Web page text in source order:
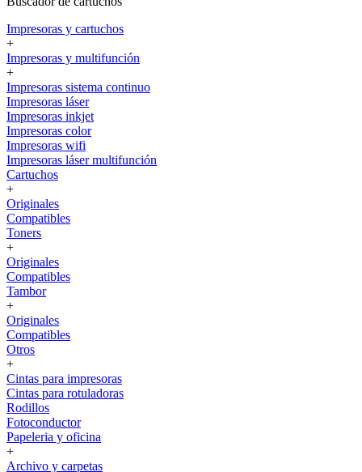
Impresoras y cartuchos
+
Impresoras y multifunción
+
Impresoras sistema continuo
Impresoras láser
Impresoras inkjet
Impresoras color
Impresoras wifi
Impresoras láser multifunción
Cartuchos
+
Originales
Compatibles
Toners
+
Originales
Compatibles
Tambor
+
Originales
Compatibles
Otros
+
Cintas para impresoras
Cintas para rotuladoras
Rodillos
Fotoconductor
Papeleria y oficina
+
Archivo y carpetas